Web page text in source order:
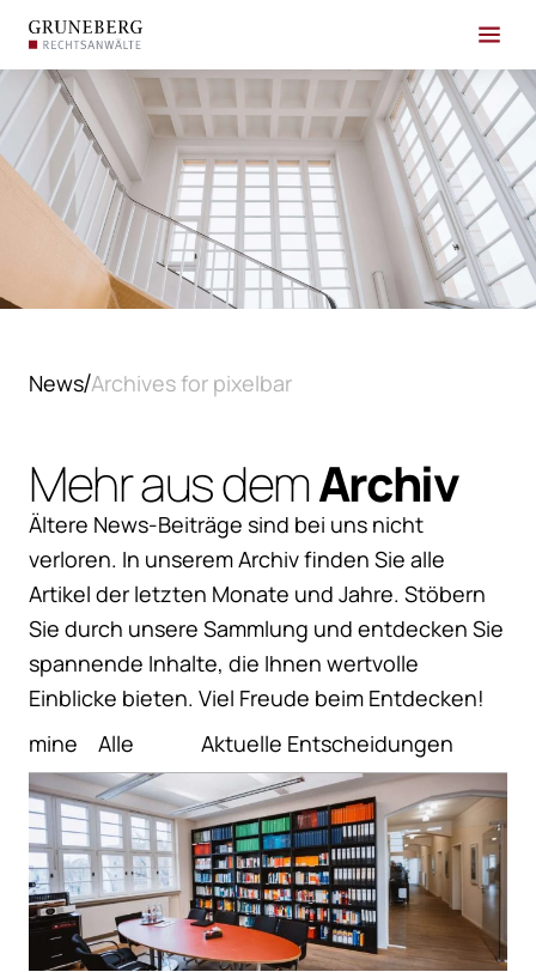
News Archives for pixelbar
Mehr aus demArchiv
Ältere News-Beiträge sind bei uns nicht
verloren. In unserem Archiv finden Sie alle
Artikel der letzten Monate und Jahre. Stöbern
Sie durch unsere Sammlung und entdecken Sie
spannende Inhalte, die Ihnen wertvolle
Einblicke bieten. Viel Freude beim Entdecken!
Alle
Aktuelle Entscheidungen